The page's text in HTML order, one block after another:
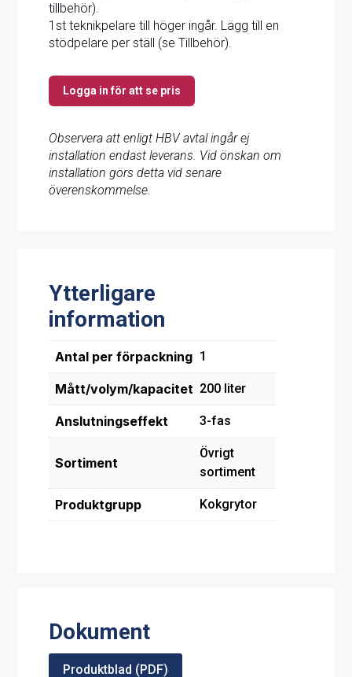
tillbehör).
1st teknikpelare till höger ingår. Lägg till en
stödpelare per ställ (se Tillbehör).
Logga in för att se pris
Observera att enligt HBV avtal ingår ej
installation endast leverans. Vid önskan om
installation görs detta vid senare
överenskommelse.
Ytterligare
information
Antal per förpackning 1
Mått/volym/kapacitet 200 liter
Anslutningseffekt 3-fas
Sortiment
Övrigt
sortiment
Produktgrupp Kokgrytor
Dokument
Produktblad (PDF)